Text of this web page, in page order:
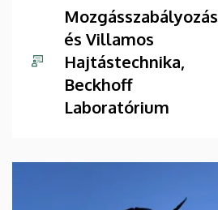
Mozgásszabályozás
és Villamos
Hajtástechnika,
Beckhoff
Laboratórium